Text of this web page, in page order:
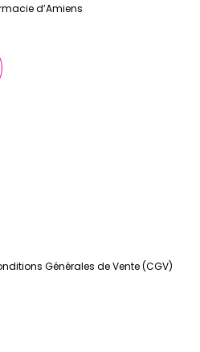
d’Amiens
Générales de Vente (CGV)